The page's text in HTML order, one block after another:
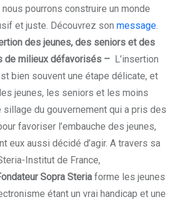
pourrons construire un monde
et juste. Découvrez son message
des jeunes, des seniors et des
de milieux défavorisés – L’insertion
bien souvent une étape délicate, et
jeunes, les seniors et les moins
sillage du gouvernement qui a pris des
favoriser l’embauche des jeunes,
eux aussi décidé d’agir. A travers sa
Institut de France,
Sopra Steria forme les jeunes
étant un vrai handicap et une